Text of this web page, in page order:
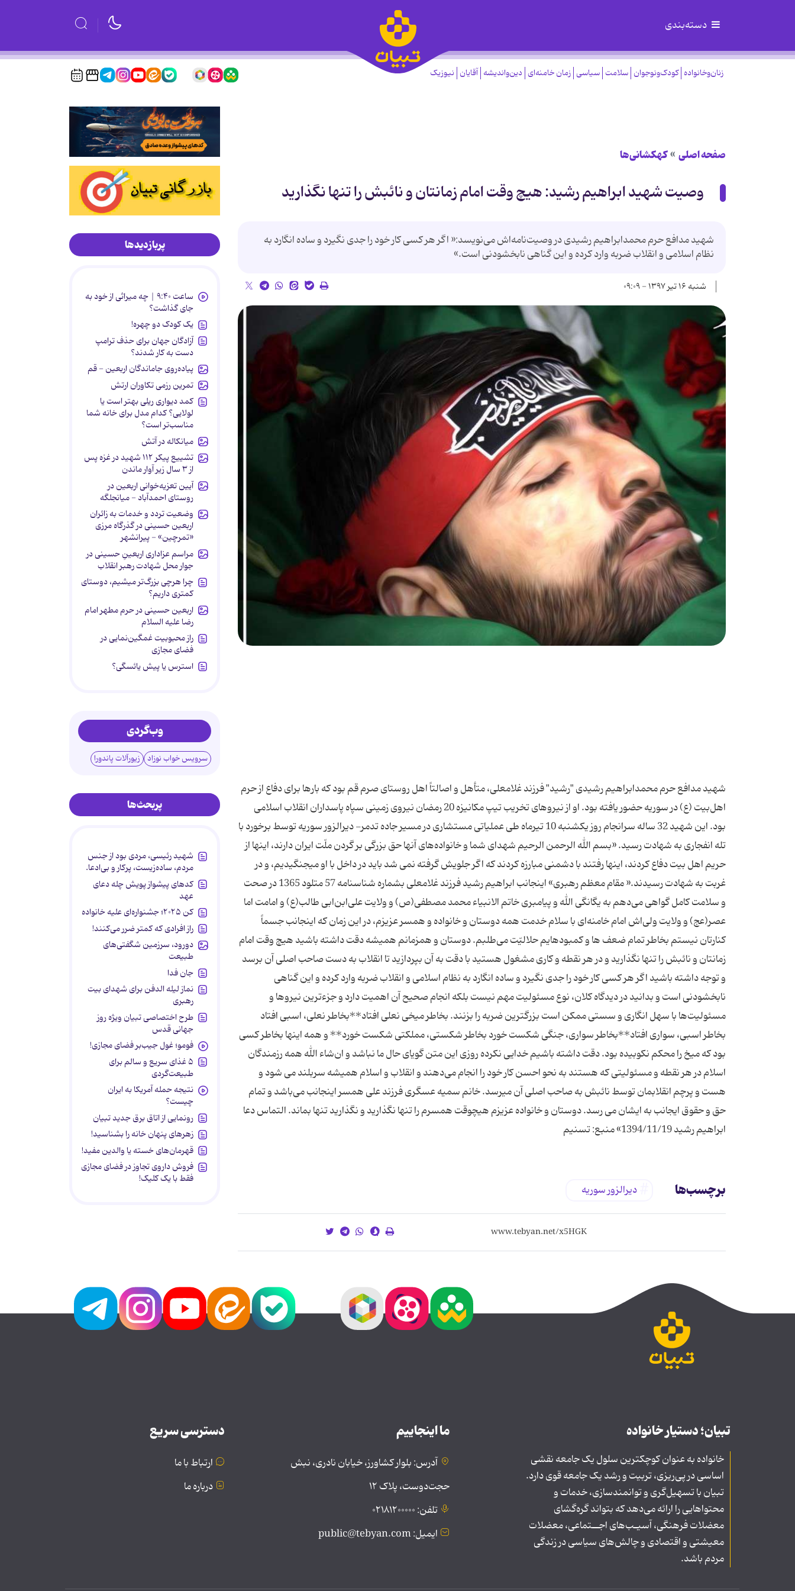
دسته‌بندی
زنان‌وخانواده کودک‌ونوجوان سلامت سیاسی زمان خامنه‌ای دین‌واندیشه آقایان نیوزیک
صفحه اصلی کهکشانی‌ها
وصیت شهید ابراهیم رشید: هیچ وقت امام‌ زمانتان و نائبش را تنها نگذارید
شهید مدافع حرم محمدابراهیم رشیدی در وصیت‌نامه‌اش می‌نویسد:« اگر هر کسی کار خود را جدی نگیرد و ساده انگارد به
نظام اسلامی و انقلاب ضربه وارد کرده و این گناهی نابخشودنی است.»
شنبه ۱۶ تیر ۱۳۹۷ - ۰۹:۰۹
شهید مدافع حرم محمدابراهیم رشیدی "رشید" فرزند غلامعلی، متأهل و اصالتاً اهل روستای صرم قم بود که بار‌ها برای دفاع از حرم
اهل‌بیت (ع) در سوریه حضور یافته بود. او از نیروهای تخریب تیپ مکانیزه 20 رمضان نیروی زمینی سپاه پاسداران انقلاب اسلامی
بود. این شهید 32 ساله سرانجام روز یکشنبه 10 تیرماه طی عملیاتی مستشاری در مسیر جاده تدمر- دیرالزور سوریه توسط برخورد با
تله انفجاری به شهادت رسید. «بسم الله الرحمن الرحیم شهدای شما و خانواده‌های آنها حق بزرگی بر گردن ملّت ایران دارند، اینها از
حریم اهل بیت دفاع کردند، اینها رفتند با دشمنی مبارزه کردند که اگر جلویش گرفته نمی شد باید در داخل با او میجنگیدیم، و در
غربت به شهادت رسیدند.« مقام معظم رهبری» اینجانب ابراهیم رشید فرزند غلامعلی بشماره شناسنامه 57 متلود 1365 در صحت
و سلامت کامل گواهی می‌دهم به یگانگی الله و پیامبری خاتم الانبیاء محمد مصطفی(ص) و ولایت علی‌ابن‌ابی طالب(ع) و امامت اما
عصر(عج) و ولایت ولی‌اش امام خامنه‌ای با سلام خدمت همه دوستان و خانواده و همسر عزیزم، در این زمان که اینجانب جسماً
کنارتان نیستم بخاطر تمام ضعف ها و کمبودهایم حلالیّت می‌طلبم. دوستان و همزمانم همیشه دقت داشته باشید هیچ وقت امام‌
زمانتان و نائبش را تنها نگذارید و در هر نقطه و کاری مشغول هستید با دقت به آن بپردازید تا انقلاب به دست صاحب اصلی آن برسد
و توجه داشته باشید اگر هر کسی کار خود را جدی نگیرد و ساده انگارد به نظام اسلامی و انقلاب ضربه وارد کرده و این گناهی
نابخشودنی است و بدانید در دیدگاه کلان، نوع مسئولیت مهم نیست بلکه انجام صحیح آن اهمیت دارد و جزءترین نیروها و
مسئولیت‌ها با سهل انگاری و سستی ممکن است بزرگترین ضربه را بزنند. بخاطر میخی نعلی افتاد**بخاطر نعلی، اسبی افتاد
بخاطر اسبی، سواری افتاد**بخاطر سواری، جنگی شکست خورد بخاطر شکستی، مملکتی شکست خورد** و همه اینها بخاطر کسی
بود که میخ را محکم نکوبیده بود. دقت داشته باشیم خدایی نکرده روزی این متن گویای حال ما نباشد و ان‌شاء الله همه رزمندگان
اسلام در هر نقطه و مسئولیتی که هستند به نحو احسن کار خود را انجام می‌دهند و انقلاب و اسلام همیشه سربلند می شود و
هست و پرچم انقلابمان توسط نائبش به صاحب اصلی آن میرسد. خانم سمیه عسگری فرزند علی همسر اینجانب می‌باشد و تمام
حق و حقوق ایجانب به ایشان می رسد. دوستان و خانواده عزیزم هیچوقت همسرم را تنها نگذارید و نگذارید تنها بماند. التماس دعا
ابراهیم رشید 1394/11/19» منبع: تسنیم
برچسب‌ها دیرالزور سوریه
پربازدیدها
ساعت ۹:۴۰ | چه میراثی از خود به
جای گذاشت؟
یک کودک دو چهره!
آزادگان جهان برای حذف ترامپ
دست به کار شدند؟
پیاده‌روی جاماندگان اربعین - قم
تمرین رزمی تکاوران ارتش
کمد دیواری ریلی بهتر است یا
لولایی؟ کدام مدل برای خانه شما
مناسب‌تر است؟
میانکاله در آتش
تشییع پیکر ۱۱۲ شهید در غزه پس
از ۳ سال زیر آوار ماندن
آیین تعزیه‌خوانی اربعین در
روستای احمدآباد - میانجلگه
وضعیت تردد و خدمات به زائران
اربعین حسینی در گذرگاه مرزی
«تمرچین» - پیرانشهر
مراسم عزاداری اربعینِ حسینی در
جوار محل شهادت رهبر انقلاب
چرا هرچی بزرگ‌تر میشیم، دوستای
کمتری داریم؟
اربعین حسینی در حرم مطهر امام
رضا علیه السلام
راز محبوبیت غمگین‌نمایی در
فضای مجازی
استرس یا پیش یائسگی؟
وب‌گردی
سرویس خواب نوزاد زیورآلات پاندورا
پربحث‌ها
شهید رئیسی، مردی بود از جنس
مردم، ساده‌زیست، پرکار و بی‌ادعا.
کدهای پیشواز پویش چله دعای
عهد
کن ۲۰۲۵؛ جشنواره‌ای علیه خانواده
راز افرادی که کمتر ضرر می‌کنند!
دورود، سرزمین شگفتی‌های
طبیعت
جان فدا
نماز لیله الدفن برای شهدای بیت
رهبری
طرح اختصاصی تبیان ویژه روز
جهانی قدس
فومو؛ غول جیب‌بر فضای مجازی!
۵ غذای سریع و سالم برای
طبیعت‌گردی
نتیجه حمله آمریکا به ایران
چیست؟
رونمایی از اتاق برق جدید تبیان
زهرهای پنهان خانه را بشناسید!
قهرمان‌های خسته یا والدین مفید!
فروش داروی تجاوز در فضای مجازی
فقط با یک کلیک!
تبیان؛ دستیار خانواده
خانواده به عنوان کوچکترین سلول یک جامعه نقشی
اساسی در پی‌ریزی، تربیت و رشد یک جامعه قوی دارد.
تبیان با تسهیل‌گری و توانمندسازی، خدمات و
محتواهایی را ارائه می‌دهد که بتواند گره‌گشای
معضلات فرهنگی، آسیـب‌های اجــتماعی، معضلات
معیشتی و اقتصادی و چالش‌های سیاسی در زندگی
مردم باشد.
ما اینجاییم
آدرس: بلوار کشاورز، خیابان نادری، نبش
حجت‌دوست، پلاک ۱۲
تلفن: ۰۲۱۸۱۲۰۰۰۰۰
ایمیل: public@tebyan.com
دسترسی سریع
ارتباط با ما
درباره ما